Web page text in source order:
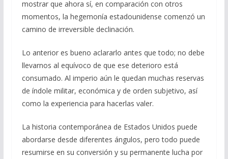
mostrar que ahora sí, en comparación con otros
momentos, la hegemonía estadounidense comenzó un
camino de irreversible declinación.
Lo anterior es bueno aclararlo antes que todo; no debe
llevarnos al equívoco de que ese deterioro está
consumado. Al imperio aún le quedan muchas reservas
de índole militar, económica y de orden subjetivo, así
como la experiencia para hacerlas valer.
La historia contemporánea de Estados Unidos puede
abordarse desde diferentes ángulos, pero todo puede
resumirse en su conversión y su permanente lucha por